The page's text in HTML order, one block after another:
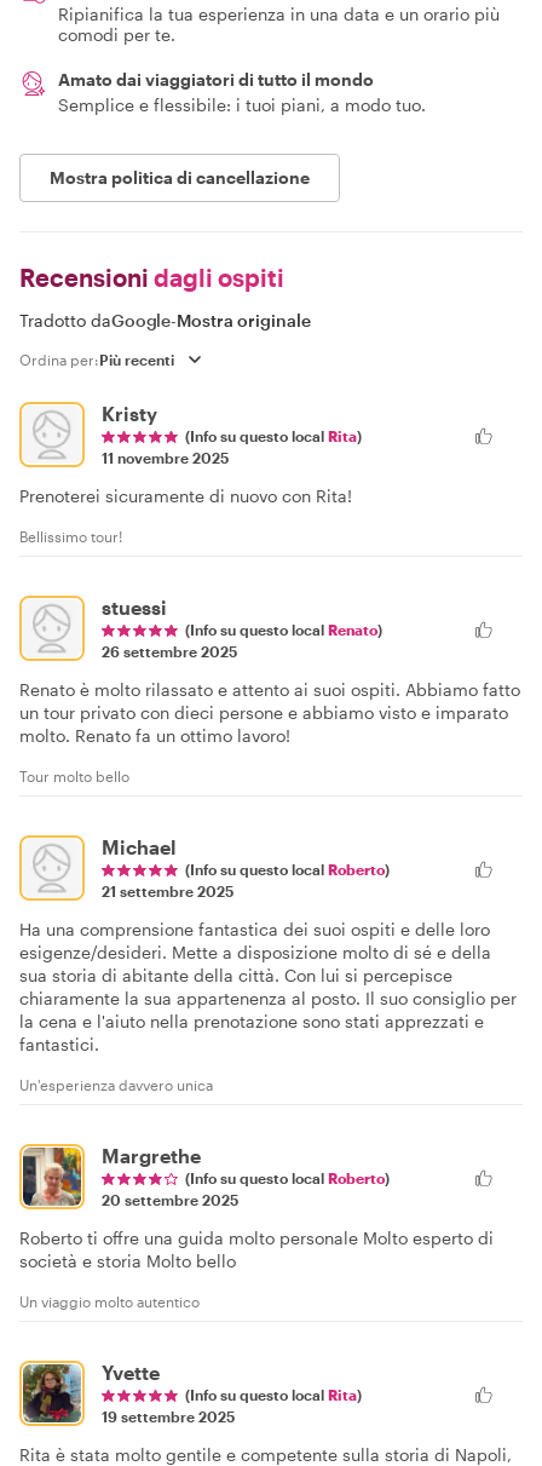
Ripianifica la tua esperienza in una data e un orario più
comodi per te.
Amato dai viaggiatori di tutto il mondo
Semplice e flessibile: i tuoi piani, a modo tuo.
Mostra politica di cancellazione
Recensioni dagli ospiti
Tradotto daGoogle-Mostra originale
Ordina per:
Kristy
(Info su questo local Rita)
11 novembre 2025
Prenoterei sicuramente di nuovo con Rita!
Bellissimo tour!
stuessi
(Info su questo local Renato)
26 settembre 2025
Renato è molto rilassato e attento ai suoi ospiti. Abbiamo fatto
un tour privato con dieci persone e abbiamo visto e imparato
molto. Renato fa un ottimo lavoro!
Tour molto bello
Michael
(Info su questo local Roberto)
21 settembre 2025
Ha una comprensione fantastica dei suoi ospiti e delle loro
esigenze/desideri. Mette a disposizione molto di sé e della
sua storia di abitante della città. Con lui si percepisce
chiaramente la sua appartenenza al posto. Il suo consiglio per
la cena e l'aiuto nella prenotazione sono stati apprezzati e
fantastici.
Un'esperienza davvero unica
Margrethe
(Info su questo local Roberto)
20 settembre 2025
Roberto ti offre una guida molto personale Molto esperto di
società e storia Molto bello
Un viaggio molto autentico
Yvette
(Info su questo local Rita)
19 settembre 2025
Rita è stata molto gentile e competente sulla storia di Napoli,